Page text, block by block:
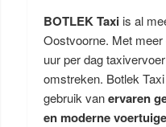
BOTLEK Taxi is al
Oostvoorne. Met meer
uur per dag
omstreken. Botlek
gebruik vanervaren
en moderne